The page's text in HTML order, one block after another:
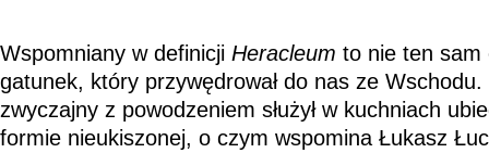
Wspomniany w definicji Heracleum to nie ten sam
gatunek, który przywędrował do nas ze
zwyczajny z powodzeniem służył w kuchniach
formie nieukiszonej, o czym wspomina Łukasz